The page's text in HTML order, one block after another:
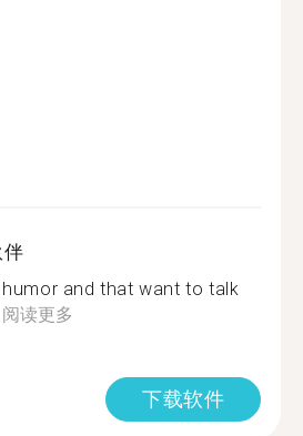
伴
and that want to talk
阅读更多
下载软件